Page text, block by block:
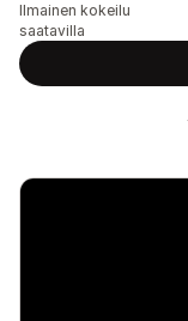
Ilmainen kokeilu
saatavilla